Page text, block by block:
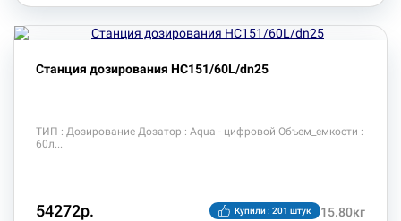
Станция дозирования HC151/60L/dn25
ТИП : Дозирование Дозатор : Aqua - цифровой Объем_емкости :
60л
15.80кг
54272р. Купили : 201 штук